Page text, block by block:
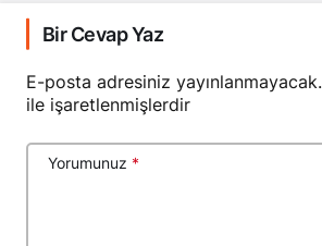
Bir Cevap Yaz
E-posta adresiniz yayınlanmayacak.
ile işaretlenmişlerdir
Yorumunuz *